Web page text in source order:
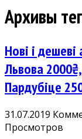
Архивы
Нові і дешеві
Львова
Пардубіце
31.07.2019
Просмотров